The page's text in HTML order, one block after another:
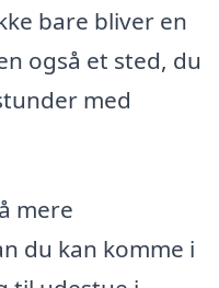
bare bliver en
også et sted, du
med
mere
du kan komme i